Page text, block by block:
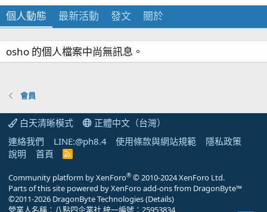
個人動態
最新活動 發文 關於
osho 的個人檔案中尚無訊息。
會員
白天清晰模式
正體中文（台灣）
連絡我們
LINE:@ph8.4 使用條款與網站規範
隱私政策
說明
首頁
R
Community platform by XenForo® © 2010-2024 XenForo Ltd.
Parts of this site powered byXenForo add-ons from DragonByte™
©2011-2026 DragonByte Technologies(Details)
營業人名稱：八點四企業社 統一編號：25953834